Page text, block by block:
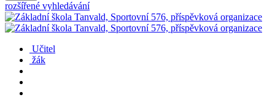
rozšířené vyhledávání
Učitel
žák